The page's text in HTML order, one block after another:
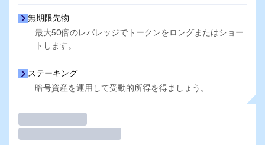
無期限先物
最大50倍のレバレッジでトークンをロングまたはショー
トします。
ステーキング
暗号資産を運用して受動的所得を得ましょう。